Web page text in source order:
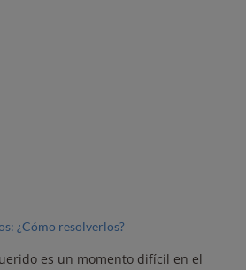
¿Cómo resolverlos?
es un momento difícil en el